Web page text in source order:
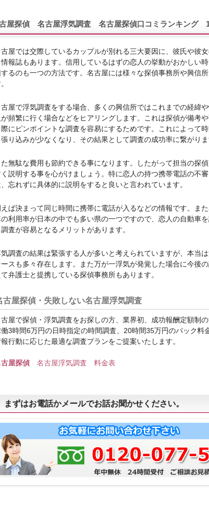
屋探偵 名古屋浮気調査 名古屋探偵口コミランキング
屋では交際しているカップルが別れる三大要因に、彼氏や彼
情報誌もあります。信用しているはずの恋人の挙動がおかしい
するのも一つの方法です。名古屋には様々な探偵事務所や興信
屋で浮気調査をする場合、多くの興信所ではこれまでの経緯
が頻繁に行く場合などをヒアリングします。これは探偵が備考
際にピンポイントな調査を容易にするためです。これによって
張り込みが少なくなり、その結果として調査の成功率に繋がりま
た無駄な費用も節約できる事になります。したがって担当の探
説明する事を心がけましょう。特に恋人の持つ携帯電話の不
、忘れずに具体的に説明をすると良いと言われています。
ば決まって同じ時間に携帯に電話が入るなどの情報です。ま
利用率が日本の中でも多い県の一つですので、恋人の自動車を
調査が容易となるメリットがあります。
調査の結果は緊張する人が多いと考えられていますが、本当
スも多々存在します。また万が一浮気が発覚した場合に今後
て弁護士と提携している探偵事務所もあります。
古屋探偵・失敗しない名古屋浮気調査
屋で探偵・浮気調査をお探しの方、業界初、成功報酬定額制
3時間6万円の日時指定の時間調査、20時間35万円のパック料
行動に応じた最適な調査プランをご提案いたします。
古屋探偵 名古屋浮気調査 料金表
まずはお電話かメールでお話お聞かせください。